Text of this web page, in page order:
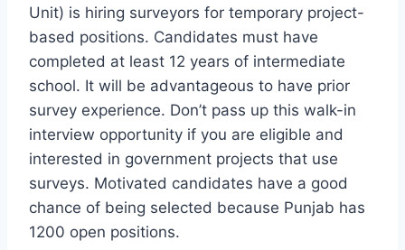
Unit) is hiring surveyors for temporary project-
based positions. Candidates must have
completed at least 12 years of intermediate
school. It will be advantageous to have prior
survey experience. Don’t pass up this walk-in
interview opportunity if you are eligible and
interested in government projects that use
surveys. Motivated candidates have a good
chance of being selected because Punjab has
1200 open positions.